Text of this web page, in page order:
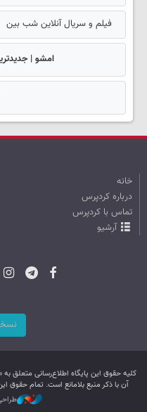
فیلم و سریال آنلاین شب بین
امشو |
خانه
درباره کردپرس
تماس با کردپرس
آرشیو
کليه حقوق اين پایگاه اطلاع‌رسانی متعلق
آن با ذکر منبع بلامانع است. تمام